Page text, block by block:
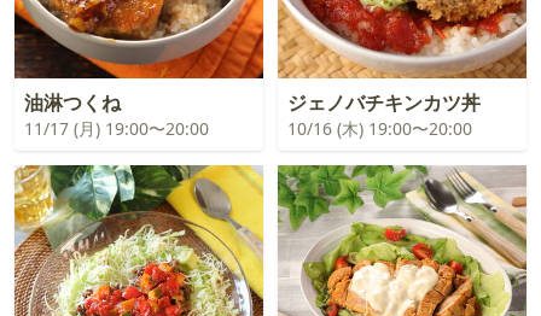
油淋つくね
11/17 (月) 19:00〜20:00
ジェノバチキンカツ丼
10/16 (木) 19:00〜20:00